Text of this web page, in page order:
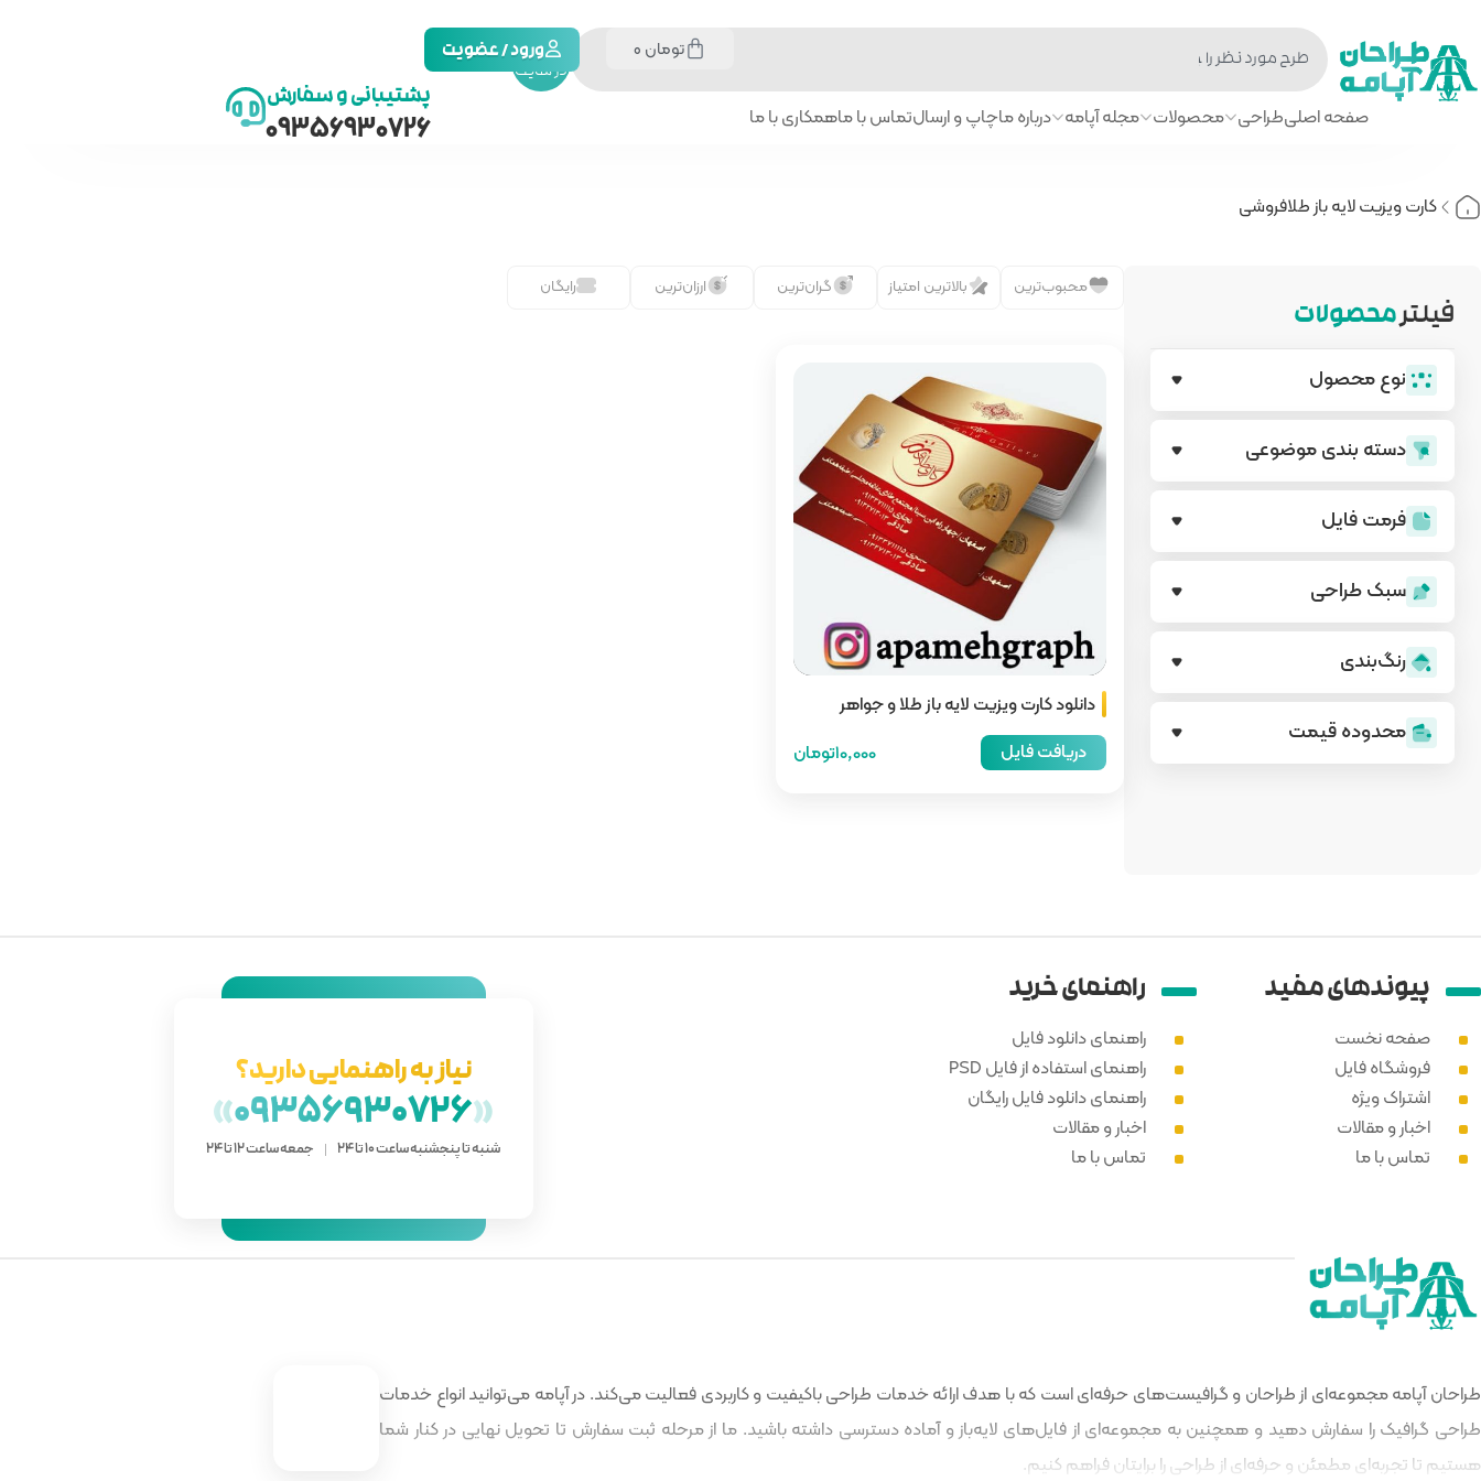
جستجو
در سایت
تومان ورود / عضویت
صفحه اصلیطراحی محصولات مجله آپامه درباره ماچاپ و ارسالتماس با ماهمکاری با ما
پشتیبانی و سفارش
09356930726
کارت ویزیت لایه باز طلافروشی
فیلترمحصولات
نوع محصول
دسته بندی‌ موضوعی
فرمت فایل
سبک طراحی
رنگ‌بندی
محدوده قیمت
محبوب‌ترین بالاترین امتیاز گران‌ترین ارزان‌ترین رایگان
دانلود کارت ویزیت لایه باز طلا و جواهر
دریافت فایل
10,000تومان
پیوند‌های مفید
صفحه نخست
فروشگاه فایل
اشتراک ویژه
اخبار و مقالات
تماس با ما
راهنمای خرید
راهنمای دانلود فایل
راهنمای استفاده از فایل PSD
راهنمای دانلود فایل رایگان
اخبار و مقالات
تماس با ما
نیاز به راهنمایی دارید؟
«
09356930726
»
شنبه تا پنجشنبه ساعت 10 تا 24 جمعه ساعت 12 تا 24
طراحان آپامه مجموعه‌ای از طراحان و گرافیست‌های حرفه‌ای است که با هدف ارائه خدمات طراحی باکیفیت و کاربردی فعالیت می‌کند. در آپامه می‌توانید انواع خدمات
طراحی گرافیک را سفارش دهید و همچنین به مجموعه‌ای از فایل‌های لایه‌باز و آماده دسترسی داشته باشید. ما از مرحله ثبت سفارش تا تحویل نهایی در کنار شما
هستیم تا تجربه‌ای مطمئن و حرفه‌ای از طراحی را برایتان فراهم کنیم.